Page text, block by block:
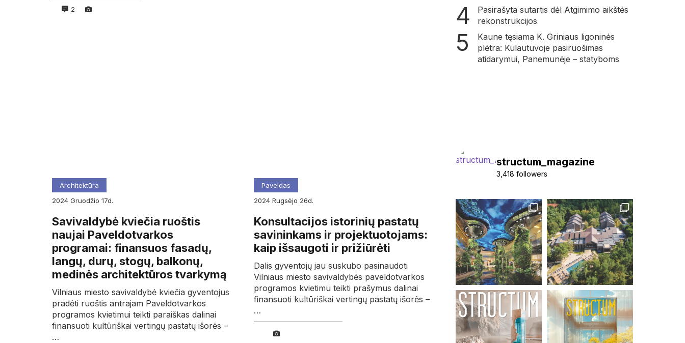
2
Architektūra
2024
gruodžio 17d.
Savivaldybė kviečia ruoštis
naujai Paveldotvarkos
programai: finansuos fasadų,
langų, durų, stogų, balkonų,
medinės architektūros tvarkymą
Vilniaus miesto savivaldybė kviečia gyventojus
pradėti ruoštis antrajam Paveldotvarkos
programos kvietimui teikti paraiškas dalinai
finansuoti kultūriškai vertingų pastatų išorės –
…
Paveldas
2024
rugsėjo 26d.
Konsultacijos istorinių pastatų
savininkams ir projektuotojams:
kaip išsaugoti ir prižiūrėti
Dalis gyventojų jau suskubo pasinaudoti
Vilniaus miesto savivaldybės paveldotvarkos
programos kvietimu teikti prašymus dalinai
finansuoti kultūriškai vertingų pastatų išorės –
…
Pasirašyta sutartis dėl Atgimimo aikštės
rekonstrukcijos
Kaune tęsiama K. Griniaus ligoninės
plėtra: Kulautuvoje pasiruošimas
atidarymui, Panemunėje – statyboms
structum_magazine
3,418 followers